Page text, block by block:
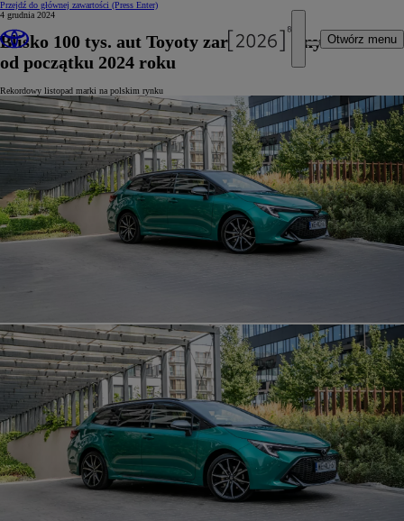
Przejdź do głównej zawartości (Press Enter)
Otwórz menu
4 grudnia 2024
Blisko 100 tys. aut Toyoty zarejestrowanych
od początku 2024 roku
Rekordowy listopad marki na polskim rynku